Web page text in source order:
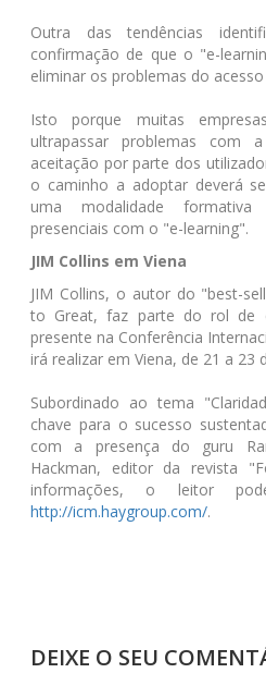
Outra das tendências
confirmação de que o "e-
eliminar os problemas do
Isto porque muitas
ultrapassar problemas
aceitação por parte dos
o caminho a adoptar deverá
uma modalidade
presenciais com o "e-learning".
JIM Collins em Viena
JIM Collins, o autor do "best-
to Great, faz parte do rol de
presente na Conferência
irá realizar em Viena, de 21 a 23
Subordinado ao tema
chave para o sucesso
com a presença do guru
Hackman, editor da revista
informações, o leitor
http://icm.haygroup.com/.
DEIXE O SEU